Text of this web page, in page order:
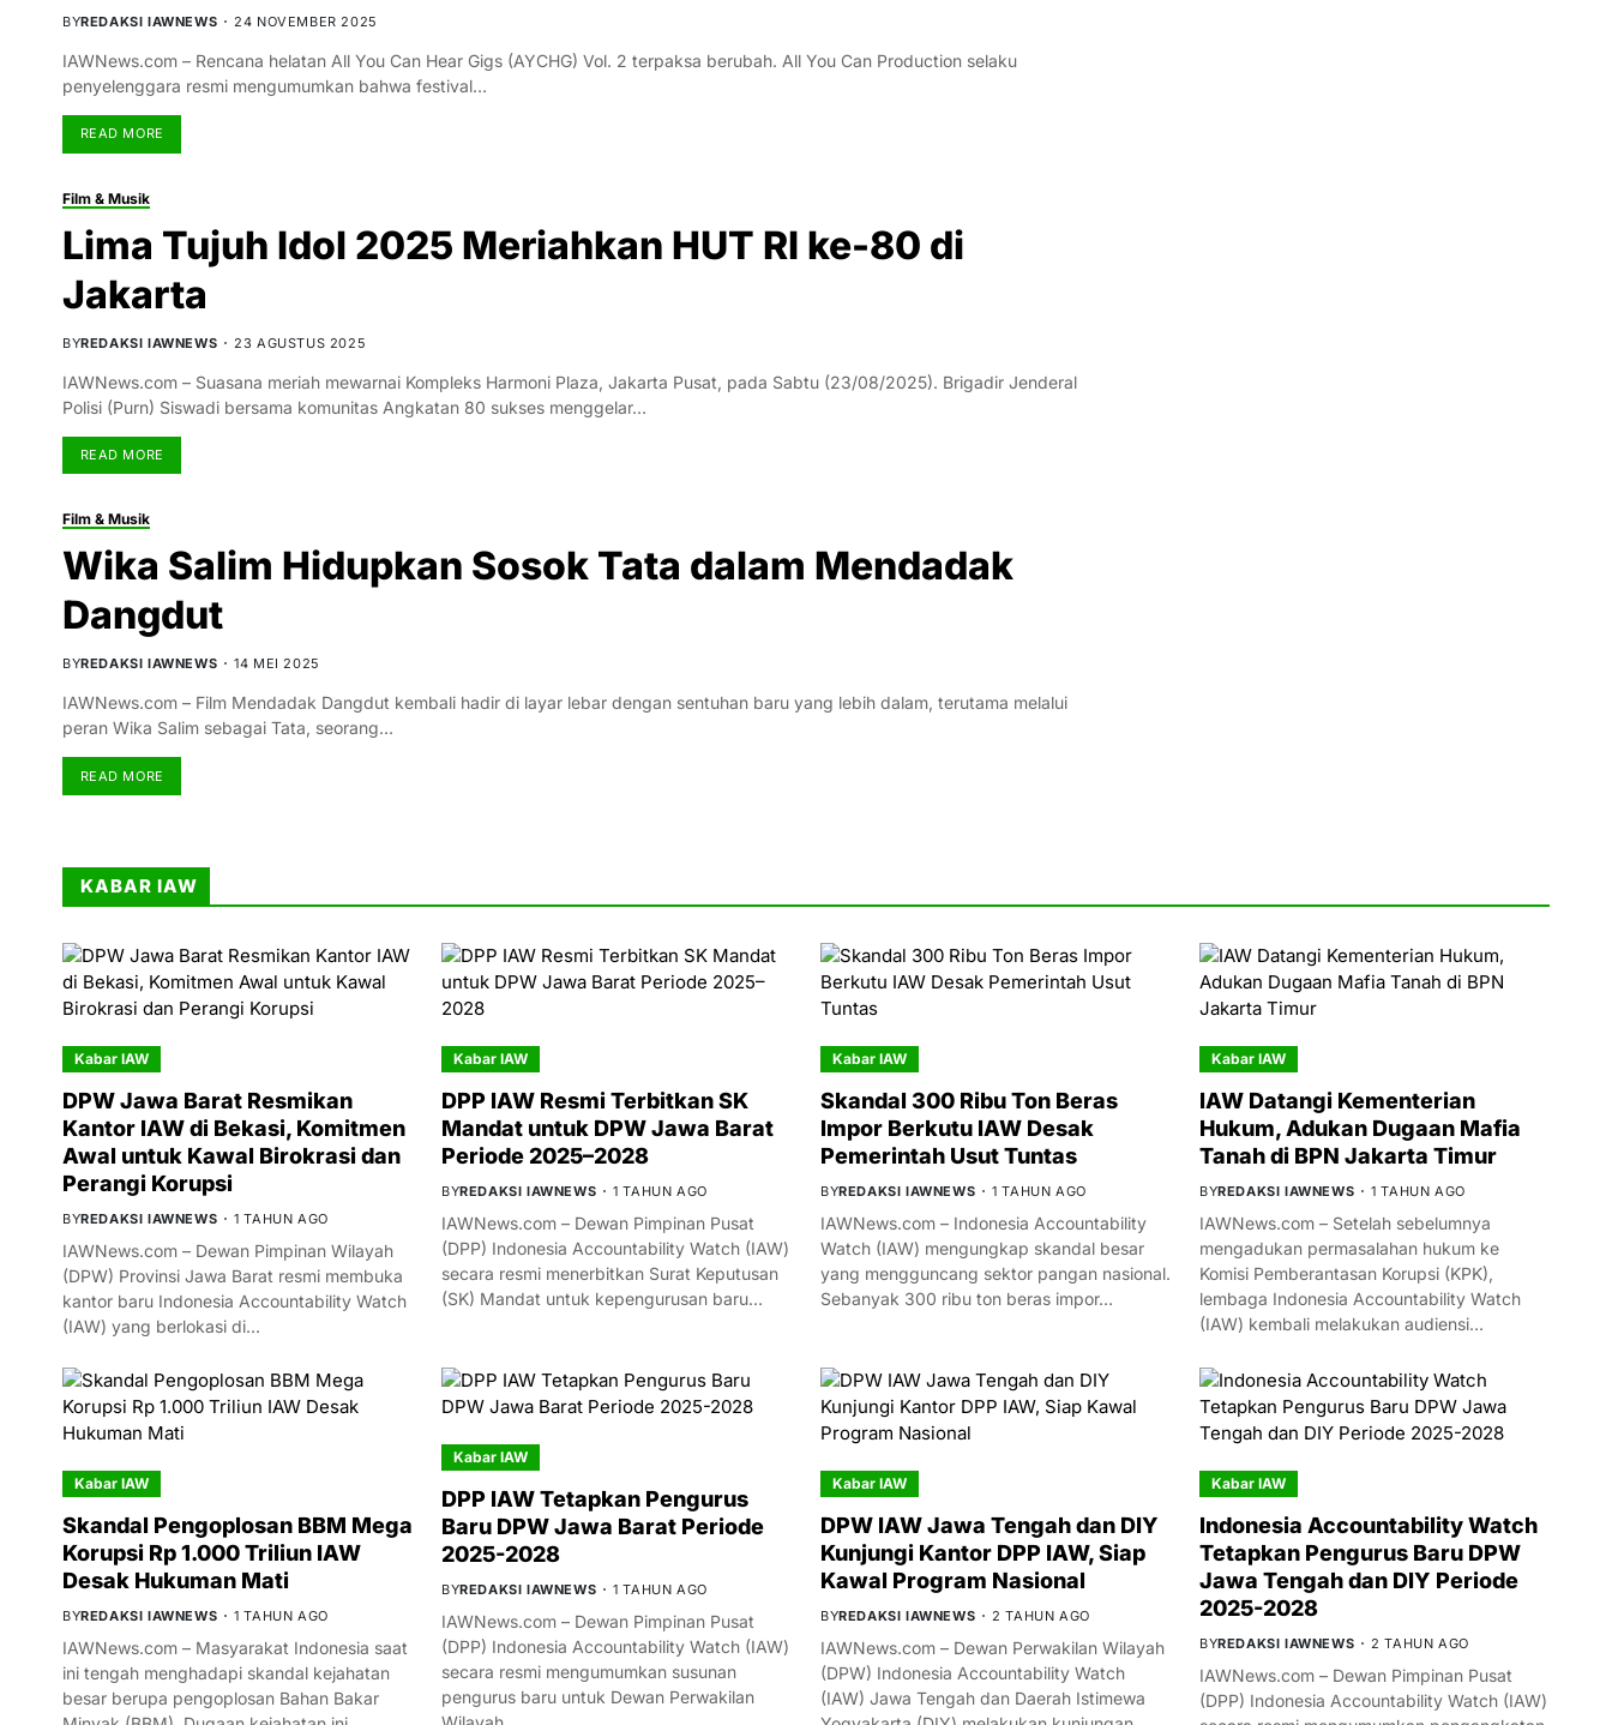
BYREDAKSI IAWNEWS 24 NOVEMBER 2025
IAWNews.com – Rencana helatan All You Can Hear Gigs (AYCHG) Vol. 2 terpaksa berubah. All You Can Production selaku
penyelenggara resmi mengumumkan bahwa festival…
READ MORE
Film & Musik
Lima Tujuh Idol 2025 Meriahkan HUT RI ke-80 di
Jakarta
BYREDAKSI IAWNEWS 23 AGUSTUS 2025
IAWNews.com – Suasana meriah mewarnai Kompleks Harmoni Plaza, Jakarta Pusat, pada Sabtu (23/08/2025). Brigadir Jenderal
Polisi (Purn) Siswadi bersama komunitas Angkatan 80 sukses menggelar…
READ MORE
Film & Musik
Wika Salim Hidupkan Sosok Tata dalam Mendadak
Dangdut
BYREDAKSI IAWNEWS 14 MEI 2025
IAWNews.com – Film Mendadak Dangdut kembali hadir di layar lebar dengan sentuhan baru yang lebih dalam, terutama melalui
peran Wika Salim sebagai Tata, seorang…
READ MORE
KABAR IAW
Kabar IAW
DPW Jawa Barat Resmikan
Kantor IAW di Bekasi, Komitmen
Awal untuk Kawal Birokrasi dan
Perangi Korupsi
BYREDAKSI IAWNEWS 1 TAHUN AGO
IAWNews.com – Dewan Pimpinan Wilayah
(DPW) Provinsi Jawa Barat resmi membuka
kantor baru Indonesia Accountability Watch
(IAW) yang berlokasi di…
Kabar IAW
DPP IAW Resmi Terbitkan SK
Mandat untuk DPW Jawa Barat
Periode 2025–2028
BYREDAKSI IAWNEWS 1 TAHUN AGO
IAWNews.com – Dewan Pimpinan Pusat
(DPP) Indonesia Accountability Watch (IAW)
secara resmi menerbitkan Surat Keputusan
(SK) Mandat untuk kepengurusan baru…
Kabar IAW
Skandal 300 Ribu Ton Beras
Impor Berkutu IAW Desak
Pemerintah Usut Tuntas
BYREDAKSI IAWNEWS 1 TAHUN AGO
IAWNews.com – Indonesia Accountability
Watch (IAW) mengungkap skandal besar
yang mengguncang sektor pangan nasional.
Sebanyak 300 ribu ton beras impor…
Kabar IAW
IAW Datangi Kementerian
Hukum, Adukan Dugaan Mafia
Tanah di BPN Jakarta Timur
BYREDAKSI IAWNEWS 1 TAHUN AGO
IAWNews.com – Setelah sebelumnya
mengadukan permasalahan hukum ke
Komisi Pemberantasan Korupsi (KPK),
lembaga Indonesia Accountability Watch
(IAW) kembali melakukan audiensi…
Kabar IAW
Skandal Pengoplosan BBM Mega
Korupsi Rp 1.000 Triliun IAW
Desak Hukuman Mati
BYREDAKSI IAWNEWS 1 TAHUN AGO
IAWNews.com – Masyarakat Indonesia saat
ini tengah menghadapi skandal kejahatan
besar berupa pengoplosan Bahan Bakar
Kabar IAW
DPP IAW Tetapkan Pengurus
Baru DPW Jawa Barat Periode
2025-2028
BYREDAKSI IAWNEWS 1 TAHUN AGO
IAWNews.com – Dewan Pimpinan Pusat
(DPP) Indonesia Accountability Watch (IAW)
secara resmi mengumumkan susunan
pengurus baru untuk Dewan Perwakilan
Kabar IAW
DPW IAW Jawa Tengah dan DIY
Kunjungi Kantor DPP IAW, Siap
Kawal Program Nasional
BYREDAKSI IAWNEWS 2 TAHUN AGO
IAWNews.com – Dewan Perwakilan Wilayah
(DPW) Indonesia Accountability Watch
(IAW) Jawa Tengah dan Daerah Istimewa
Kabar IAW
Indonesia Accountability Watch
Tetapkan Pengurus Baru DPW
Jawa Tengah dan DIY Periode
2025-2028
BYREDAKSI IAWNEWS 2 TAHUN AGO
IAWNews.com – Dewan Pimpinan Pusat
(DPP) Indonesia Accountability Watch (IAW)